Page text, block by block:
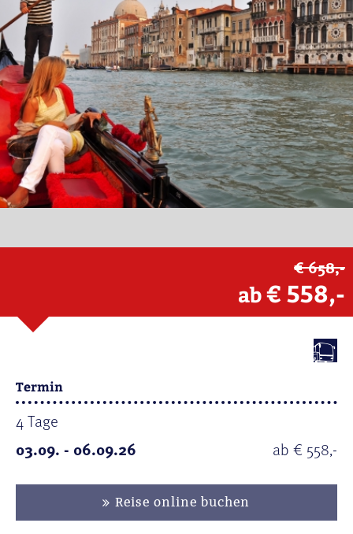
€ 658,-
ab€ 558,-
Termin
4 Tage
03.09. - 06.09.26
ab € 558,-
Reise online buchen